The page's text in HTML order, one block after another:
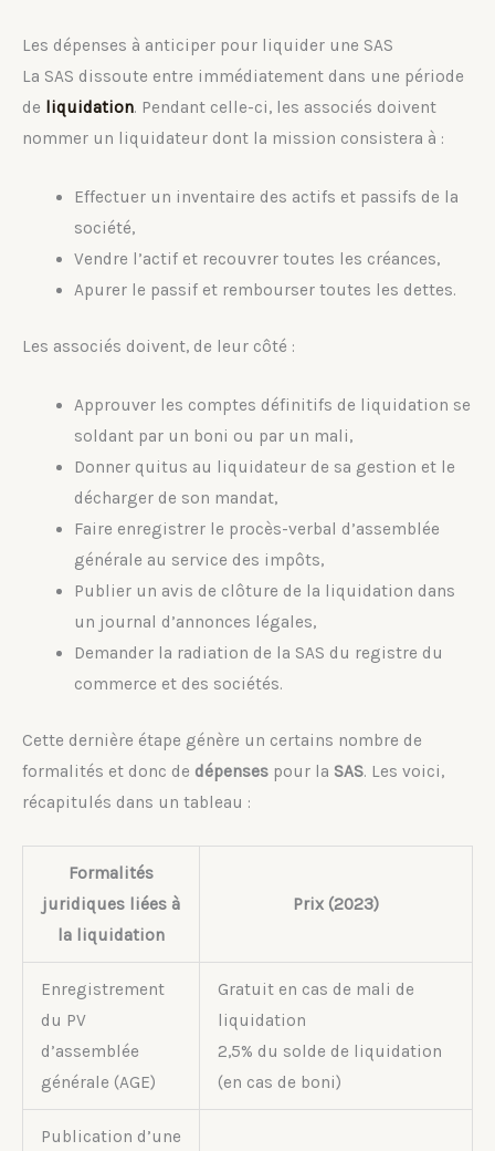
Les dépenses à anticiper pour liquider une SAS
La SAS dissoute entre immédiatement dans une période
de liquidation. Pendant celle-ci, les associés doivent
nommer un liquidateur dont la mission consistera à :
Effectuer un inventaire des actifs et passifs de la
société,
Vendre l’actif et recouvrer toutes les créances,
Apurer le passif et rembourser toutes les dettes.
Les associés doivent, de leur côté :
Approuver les comptes définitifs de liquidation se
soldant par un boni ou par un mali,
Donner quitus au liquidateur de sa gestion et le
décharger de son mandat,
Faire enregistrer le procès-verbal d’assemblée
générale au service des impôts,
Publier un avis de clôture de la liquidation dans
un journal d’annonces légales,
Demander la radiation de la SAS du registre du
commerce et des sociétés.
Cette dernière étape génère un certains nombre de
formalités et donc de dépenses pour la SAS. Les voici,
récapitulés dans un tableau :
Formalités
juridiques liées à
la liquidation
Prix (2023)
Enregistrement
du PV
d’assemblée
générale (AGE)
Gratuit en cas de mali de
liquidation
2,5% du solde de liquidation
(en cas de boni)
Publication d’une